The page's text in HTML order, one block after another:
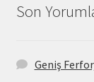
Son
Geniş